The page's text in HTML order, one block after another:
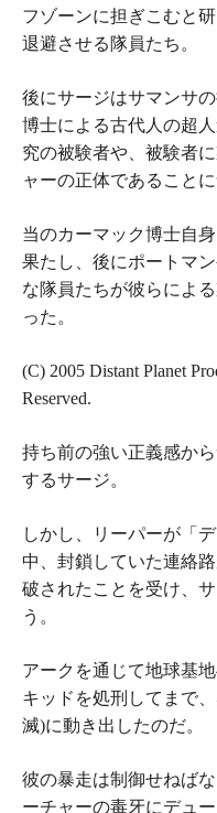
フゾーンに担ぎこむと
退避させる隊員たち。
後にサージはサマンサ
博士による古代人の超
究の被験者や、被験者
ャーの正体であることに
当のカーマック博士自
果たし、後にポートマ
な隊員たちが彼らによ
った。
(C) 2005 Distant Planet
Reserved.
持ち前の強い正義感か
するサージ。
しかし、リーパーが「
中、封鎖していた連絡
破されたことを受け、
う。
アークを通じて地球基
キッドを処刑してまで
滅)に動き出したのだ。
彼の暴走は制御せねば
ーチャーの毒牙にデュ